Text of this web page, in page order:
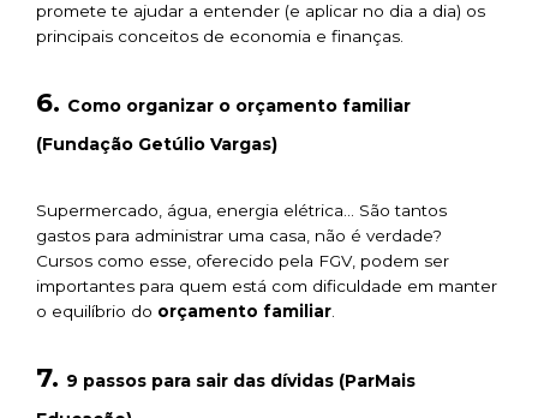
promete te ajudar a entender (e aplicar no dia a dia) os
principais conceitos de economia e finanças.
6. Como organizar o orçamento familiar
(Fundação Getúlio Vargas)
Supermercado, água, energia elétrica… São tantos
gastos para administrar uma casa, não é verdade?
Cursos como esse, oferecido pela FGV, podem ser
importantes para quem está com dificuldade em manter
o equilíbrio do orçamento familiar
7. 9 passos para sair das dívidas (ParMais